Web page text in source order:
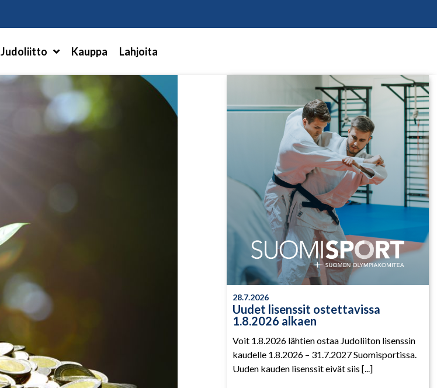
Judoliitto Kauppa Lahjoita
28.7.2026
Uudet lisenssit ostettavissa
1.8.2026 alkaen
Voit 1.8.2026 lähtien ostaa Judoliiton lisenssin
kaudelle 1.8.2026 – 31.7.2027 Suomisportissa.
Uuden kauden lisenssit eivät siis [...]